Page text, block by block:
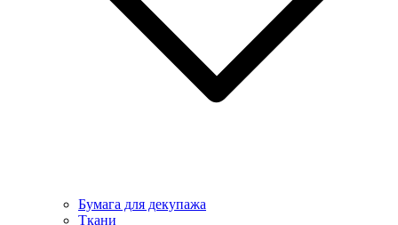
Бумага для декупажа
Ткани